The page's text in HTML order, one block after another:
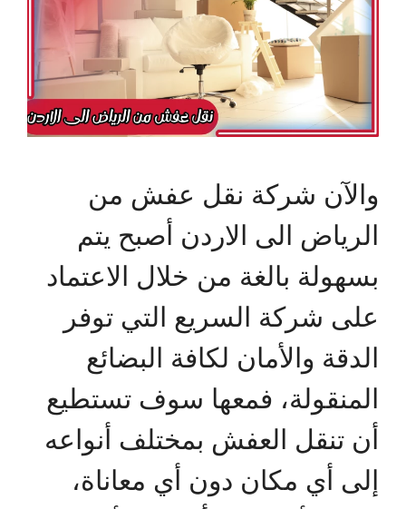
والآن شركة نقل عفش من
الرياض الى الاردن أصبح يتم
بسهولة بالغة من خلال الاعتماد
على شركة السريع التي توفر
الدقة والأمان لكافة البضائع
المنقولة، فمعها سوف تستطيع
أن تنقل العفش بمختلف أنواعه
إلى أي مكان دون أي معاناة،